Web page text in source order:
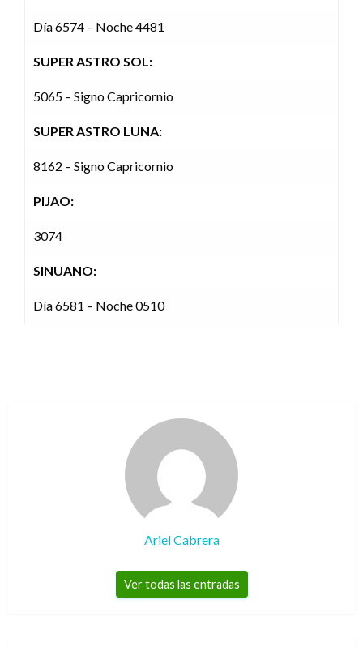
Día 6574 – Noche 4481
SUPER ASTRO SOL:
5065 – Signo Capricornio
SUPER ASTRO LUNA:
8162 – Signo Capricornio
PIJAO:
3074
SINUANO:
Día 6581 – Noche 0510
Ariel Cabrera
Ver todas las entradas